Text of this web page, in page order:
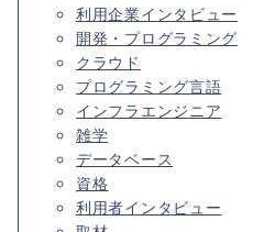
利用企業インタビュー
開発・プログラミング
クラウド
プログラミング言語
インフラエンジニア
雑学
データベース
資格
利用者インタビュー